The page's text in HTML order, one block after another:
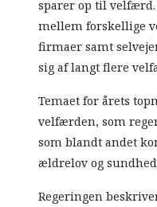
sparer op til
mellem forskellige
firmaer samt
sig af langt flere
Temaet for årets
velfærden, som
som blandt andet
ældrelov og
Regeringen